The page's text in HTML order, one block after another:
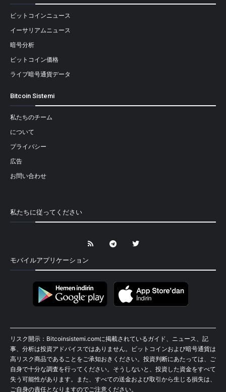
ビットコインニュース
イーサリアムニュース
暗号分析
ビットコイン価格
ライブ暗号通貨データ
Bitcoin Sistemi
私たちのチーム
について
プライバシー
広告
お問い合わせ
私たちに従ってください
モバイルアプリケーション
リスク開示：Bitcoinsistemi.comに掲載されているガイド、ニュース、記
事、分析は投資アドバイスではありません。ビットコインおよび暗号通貨は
高リスク商品であることをご承知おきください。投資判断にあたっては、ご
自身で十分な調査を行ってください。そうしないと、投資した資金をすべて
失う可能性があります。また、すべての送金および取引から生じる損失は、
ご自身の責任となりますのでご注意ください。